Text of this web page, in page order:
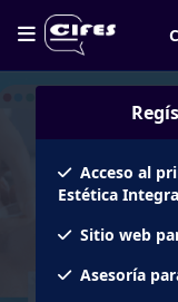
Acceso al
Estética
Sitio web
Asesoría